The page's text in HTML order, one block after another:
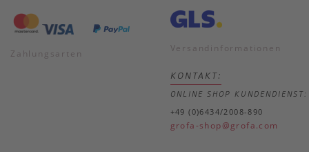
Zahlungsarten Versandinformationen
KONTAKT:
ONLINE SHOP KUNDENDIENST:
+49 (0)6434/2008-890
grofa-shop@grofa.com